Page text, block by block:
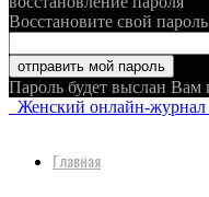
Восстановите свой пароль
Пароль будет выслан Вам
Женский онлайн-журнал
Главная